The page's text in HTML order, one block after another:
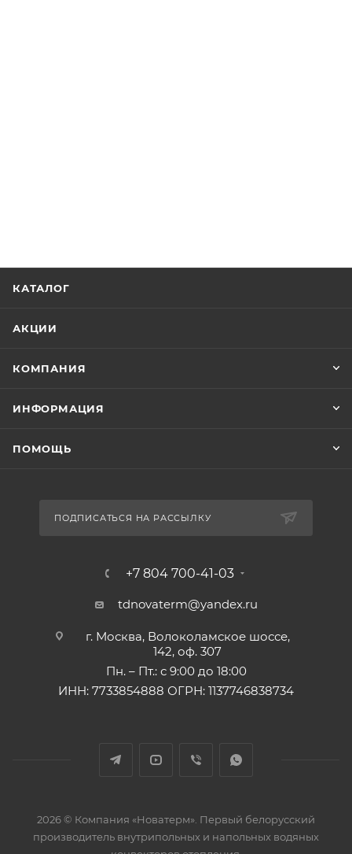
КАТАЛОГ
АКЦИИ
КОМПАНИЯ
ИНФОРМАЦИЯ
ПОМОЩЬ
ПОДПИСАТЬСЯ НА РАССЫЛКУ
+7 804 700-41-03
tdnovaterm@yandex.ru
г. Москва, Волоколамское шоссе,
142, оф. 307
Пн. – Пт.: с 9:00 до 18:00
ИНН: 7733854888 ОГРН: 1137746838734
2026 © Компания «Новатерм». Первый белорусский
производитель внутрипольных и напольных водяных